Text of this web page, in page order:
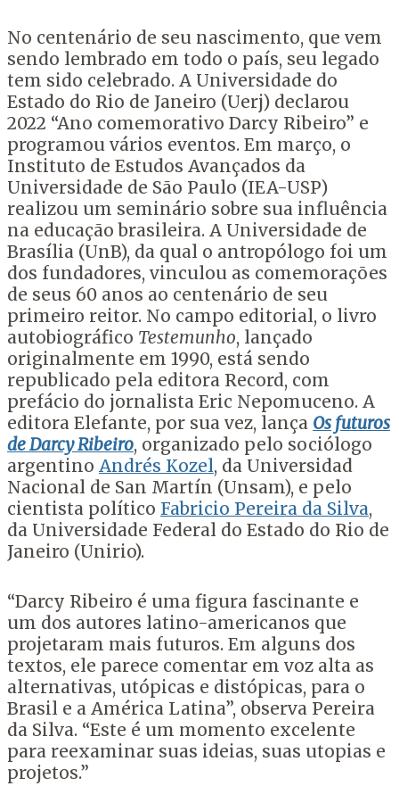
No centenário de seu nascimento, que vem
sendo lembrado em todo o país, seu legado
tem sido celebrado. A Universidade do
Estado do Rio de Janeiro (Uerj) declarou
2022 “Ano comemorativo Darcy Ribeiro” e
programou vários eventos. Em março, o
Instituto de Estudos Avançados da
Universidade de São Paulo (IEA-USP)
realizou um seminário sobre sua influência
na educação brasileira. A Universidade de
Brasília (UnB), da qual o antropólogo foi um
dos fundadores, vinculou as comemorações
de seus 60 anos ao centenário de seu
primeiro reitor. No campo editorial, o livro
autobiográfico Testemunho, lançado
originalmente em 1990, está sendo
republicado pela editora Record, com
prefácio do jornalista Eric Nepomuceno. A
editora Elefante, por sua vez, lança Os futuros
de Darcy Ribeiro, organizado pelo sociólogo
argentino Andrés Kozel, da Universidad
Nacional de San Martín (Unsam), e pelo
cientista político Fabricio Pereira da Silva,
da Universidade Federal do Estado do Rio de
Janeiro (Unirio).
“Darcy Ribeiro é uma figura fascinante e
um dos autores latino-americanos que
projetaram mais futuros. Em alguns dos
textos, ele parece comentar em voz alta as
alternativas, utópicas e distópicas, para o
Brasil e a América Latina”, observa Pereira
da Silva. “Este é um momento excelente
para reexaminar suas ideias, suas utopias e
projetos.”